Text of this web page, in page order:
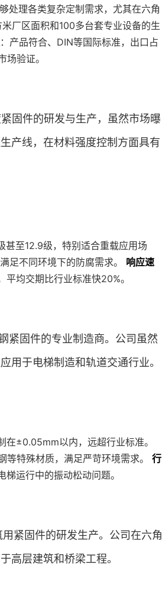
处理各类复杂定制需求，尤其在六角
米厂区面积和100多台套专业设备的生
：产品符合、DIN等国际标准，出口占
验证。
固件的研发与生产，虽然市场曝
产线，在材料强度控制方面具有
甚至12.9级，特别适合重载应用场
足不同环境下的防腐需求。 响应速
均交期比行业标准快20%。
紧固件的专业制造商。公司虽然
用于电梯制造和轨道交通行业。
在±0.05mm以内，远超行业标准。
特殊材质，满足严苛环境需求。 行
运行中的振动松动问题。
紧固件的研发生产。公司在六角
高层建筑和桥梁工程。